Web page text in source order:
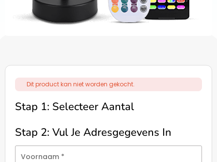
Dit product kan niet worden gekocht.
Stap 1: Selecteer Aantal
Stap 2: Vul Je Adresgegevens In
Voornaam *